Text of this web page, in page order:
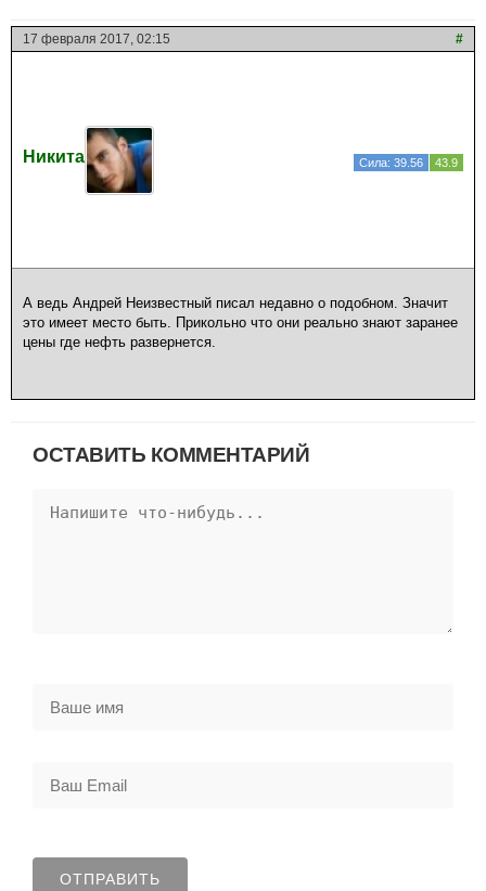
17 февраля 2017, 02:15 #
Никита Сила: 39.56 43.9
А ведь Андрей Неизвестный писал недавно о подобном. Значит
это имеет место быть. Прикольно что они реально знают заранее
цены где нефть развернется.
ОСТАВИТЬ КОММЕНТАРИЙ